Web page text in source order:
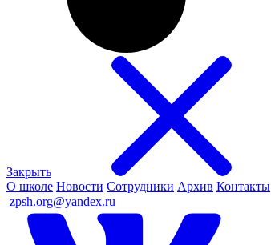
Закрыть
О школе Новости Сотрудники Архив Контакты
zpsh.org@yandex.ru